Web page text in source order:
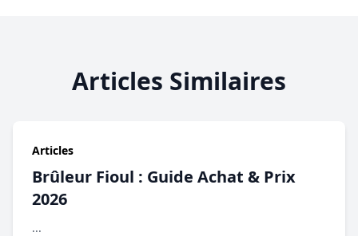
Articles Similaires
Articles
Brûleur Fioul : Guide Achat & Prix
2026
...